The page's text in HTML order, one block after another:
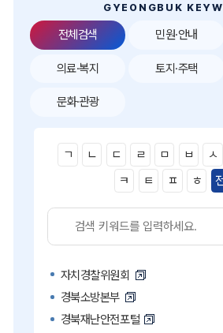
공공데
GYEONGBUK
전체검색
ㄱ ㄴ ㄷ ㄹ ㅁ ㅂ ㅅ
ㅋ
ㅌ ㅍ ㅎ
자치경찰위원회
경북소방본부
경북재난안전포털
민원·안내
의료·복지 토지·주택
문화·관광